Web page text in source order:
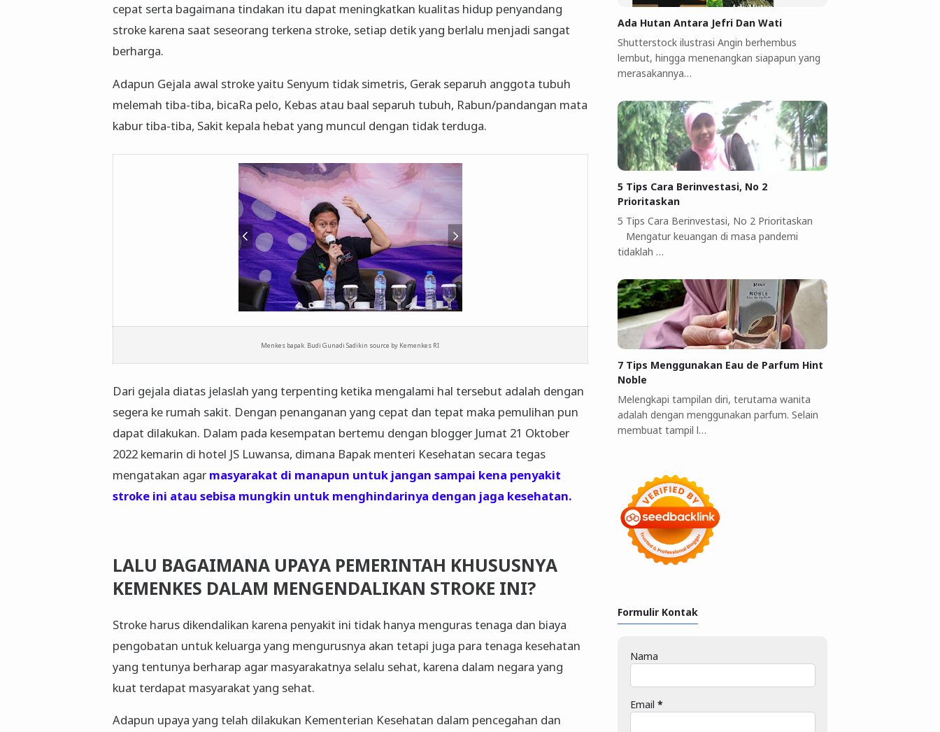
cepat serta bagaimana tindakan itu dapat meningkatkan kualitas hidup penyandang
stroke karena saat seseorang terkena stroke, setiap detik yang berlalu menjadi sangat
berharga.
Adapun Gejala awal stroke yaitu Senyum tidak simetris, Gerak separuh anggota tubuh
melemah tiba-tiba, bicaRa pelo, Kebas atau baal separuh tubuh, Rabun/pandangan mata
kabur tiba-tiba, Sakit kepala hebat yang muncul dengan tidak terduga.
Menkes bapak. Budi Gunadi Sadikin source by Kemenkes RI
Dari gejala diatas jelaslah yang terpenting ketika mengalami hal tersebut adalah dengan
segera ke rumah sakit. Dengan penanganan yang cepat dan tepat maka pemulihan pun
dapat dilakukan. Dalam pada kesempatan bertemu dengan blogger Jumat 21 Oktober
2022 kemarin di hotel JS Luwansa, dimana Bapak menteri Kesehatan secara tegas
mengatakan agarmasyarakat di manapun untuk jangan sampai kena penyakit
stroke ini atau sebisa mungkin untuk menghindarinya dengan jaga kesehatan.
LALU BAGAIMANA UPAYA PEMERINTAH KHUSUSNYA
KEMENKES DALAM MENGENDALIKAN STROKE INI?
Stroke harus dikendalikan karena penyakit ini tidak hanya menguras tenaga dan biaya
pengobatan untuk keluarga yang mengurusnya akan tetapi juga para tenaga kesehatan
yang tentunya berharap agar masyarakatnya selalu sehat, karena dalam negara yang
kuat terdapat masyarakat yang sehat.
Adapun upaya yang telah dilakukan Kementerian Kesehatan dalam pencegahan dan
Ada Hutan Antara Jefri Dan Wati
Shutterstock ilustrasi Angin berhembus
lembut, hingga menenangkan siapapun yang
merasakannya…
5 Tips Cara Berinvestasi, No 2
Prioritaskan
5 Tips Cara Berinvestasi, No 2 Prioritaskan
Mengatur keuangan di masa pandemi
tidaklah …
7 Tips Menggunakan Eau de Parfum Hint
Noble
Melengkapi tampilan diri, terutama wanita
adalah dengan menggunakan parfum. Selain
membuat tampil l…
Formulir Kontak
Nama
Email *